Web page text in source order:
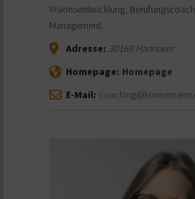
Visionsentwicklung,
Management.
Adresse: 30169Hannover
Homepage: Homepage
E-Mail: